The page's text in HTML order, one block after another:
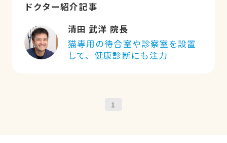
ドクター紹介記事
清田 武洋 院長
猫専用の待合室や診察室を設置
して、健康診断にも注力
1